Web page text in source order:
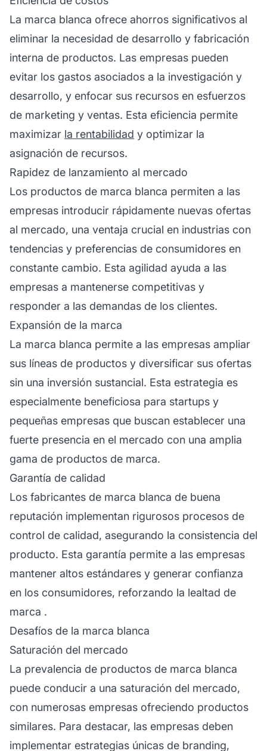
La marca blanca ofrece ahorros significativos al
eliminar la necesidad de desarrollo y fabricación
interna de productos. Las empresas pueden
evitar los gastos asociados a la investigación y
desarrollo, y enfocar sus recursos en esfuerzos
de marketing y ventas. Esta eficiencia permite
maximizar la rentabilidad y optimizar la
asignación de recursos.
Rapidez de lanzamiento al mercado
Los productos de marca blanca permiten a las
empresas introducir rápidamente nuevas ofertas
al mercado, una ventaja crucial en industrias con
tendencias y preferencias de consumidores en
constante cambio. Esta agilidad ayuda a las
empresas a mantenerse competitivas y
responder a las demandas de los clientes.
Expansión de la marca
La marca blanca permite a las empresas ampliar
sus líneas de productos y diversificar sus ofertas
sin una inversión sustancial. Esta estrategia es
especialmente beneficiosa para startups y
pequeñas empresas que buscan establecer una
fuerte presencia en el mercado con una amplia
gama de productos de marca.
Garantía de calidad
Los fabricantes de marca blanca de buena
reputación implementan rigurosos procesos de
control de calidad, asegurando la consistencia del
producto. Esta garantía permite a las empresas
mantener altos estándares y generar confianza
en los consumidores, reforzando la lealtad de
marca .
Desafíos de la marca blanca
Saturación del mercado
La prevalencia de productos de marca blanca
puede conducir a una saturación del mercado,
con numerosas empresas ofreciendo productos
similares. Para destacar, las empresas deben
implementar estrategias únicas de branding,